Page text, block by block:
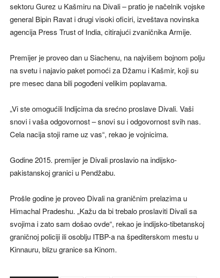
sektoru Gurez u Kašmiru na Divali – pratio je načelnik vojske
general Bipin Ravat i drugi visoki oficiri, izveštava novinska
agencija Press Trust of India, citirajući zvaničnika Armije.
Premijer je proveo dan u Siachenu, na najvišem bojnom polju
na svetu i najavio paket pomoći za Džamu i Kašmir, koji su
pre mesec dana bili pogođeni velikim poplavama.
„Vi ste omogućili Indijcima da srećno proslave Divali. Vaši
snovi i vaša odgovornost – snovi su i odgovornost svih nas.
Cela nacija stoji rame uz vas“, rekao je vojnicima.
Godine 2015. premijer je Divali proslavio na indijsko-
pakistanskoj granici u Pendžabu.
Prošle godine je proveo Divali na graničnim prelazima u
Himachal Pradeshu. „Kažu da bi trebalo proslaviti Divali sa
svojima i zato sam došao ovde“, rekao je indijsko-tibetanskoj
graničnoj policiji ili osoblju ITBP-a na špediterskom mestu u
Kinnauru, blizu granice sa Kinom.